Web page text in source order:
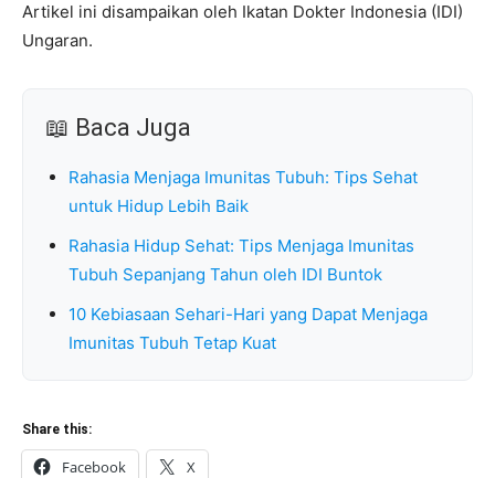
Artikel ini disampaikan oleh Ikatan Dokter Indonesia (IDI)
Ungaran.
📖 Baca Juga
Rahasia Menjaga Imunitas Tubuh: Tips Sehat
untuk Hidup Lebih Baik
Rahasia Hidup Sehat: Tips Menjaga Imunitas
Tubuh Sepanjang Tahun oleh IDI Buntok
10 Kebiasaan Sehari-Hari yang Dapat Menjaga
Imunitas Tubuh Tetap Kuat
Share this:
Facebook X